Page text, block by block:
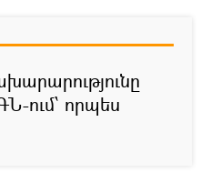
ում՝ որպես